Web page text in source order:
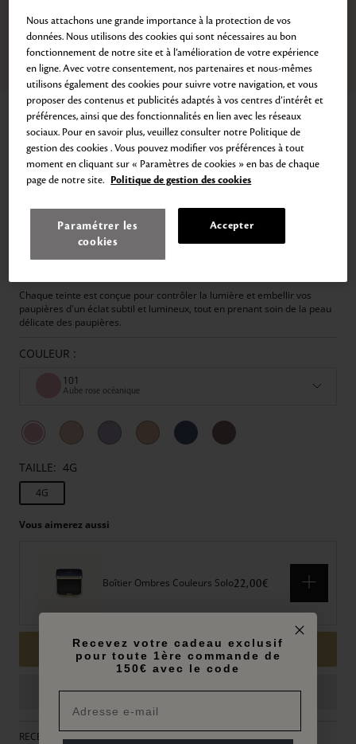
Zoom
Aller
au
slide
1
Aller
au
slide
2
Aller
au
slide
3
Aller
au
slide
4
Aller
au
slide
5
Aller
au
slide
6
Aller
au
slide
7
Aller
au
slide
8
Aller
au
slide
9
Aller
au
slide
10
Aller
au
slide
11
Aller
au
slide
12
Accueil MAQUILLAGE Yeux Fard à Paupières
OMBRES À PAUPIÈRES - RECHARGE
Fard à Paupières Hydratant 8H
32,00€ 8.000,00€/kg
4g
Cette ombre à paupières unie s'inspire des magnifiques objets trouvés
dans la mer.
Chaque teinte est conçue pour contrôler la lumière et embellir vos
paupières d'un éclat subtil et lumineux, tout en prenant soin de la peau
délicate des paupières.
COULEUR :
101
Aube rose océanique
TAILLE: 4G
4G
Vous aimerez aussi
Boîtier Ombres Couleurs Solo22,00€
32,00€ AJOUTER AU PANIER
RECEVEZ UN CADEAU EXCLUSIF DES 250€ D'ACHAT
Nous attachons une grande importance à la protection de vos
données. Nous utilisons des cookies qui sont nécessaires au bon
fonctionnement de notre site et à l’amélioration de votre expérience
en ligne. Avec votre consentement, nos partenaires et nous-mêmes
utilisons également des cookies pour suivre votre navigation, et vous
proposer des contenus et publicités adaptés à vos centres d’intérêt et
préférences, ainsi que des fonctionnalités en lien avec les réseaux
sociaux. Pour en savoir plus, veuillez consulter notre Politique de
gestion des cookies . Vous pouvez modifier vos préférences à tout
moment en cliquant sur « Paramètres de cookies » en bas de chaque
page de notre site. Politique de gestion des cookies
Paramétrer les
cookies
Accepter
Recevez votre cadeau exclusif
pour toute 1ère commande de
150€ avec le code